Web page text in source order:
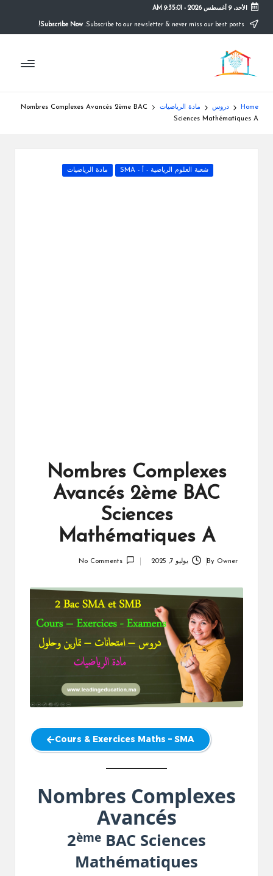
content
الأحد، 9 أغسطس 2026 -
9:35:02 AM
Subscribe Now!
م
و
ق
ع
التعليم
الصريح
Home دروس مادة الرياضيات
Nombres Complexes Avancés 2ème BAC
Sciences Mathématiques A
Posted
شعبة العلوم الرياضية - أ - SMA مادة الرياضيات
Nombres Complexes
Avancés 2ème BAC
Sciences
Mathématiques A
By Owner يوليو 7, 2025 No Comments
Cours & Exercices Maths – SMA
Nombres Complexes
Avancés
2ème BAC Sciences
Mathématiques